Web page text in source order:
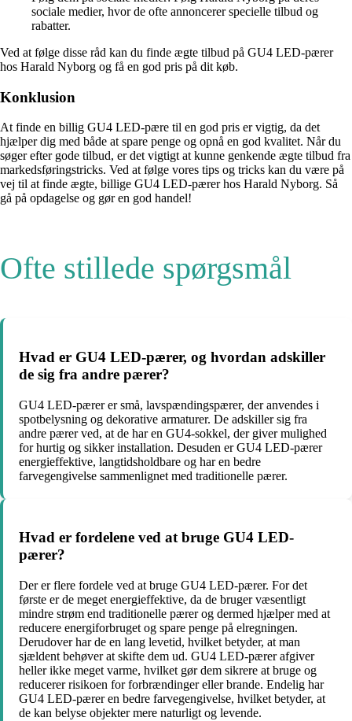
sociale medier, hvor de ofte annoncerer specielle tilbud og
rabatter.
Ved at følge disse råd kan du finde ægte tilbud på GU4 LED-pærer
hos Harald Nyborg og få en god pris på dit køb.
Konklusion
At finde en billig GU4 LED-pære til en god pris er vigtig, da det
hjælper dig med både at spare penge og opnå en god kvalitet. Når du
søger efter gode tilbud, er det vigtigt at kunne genkende ægte tilbud fra
markedsføringstricks. Ved at følge vores tips og tricks kan du være på
vej til at finde ægte, billige GU4 LED-pærer hos Harald Nyborg. Så
gå på opdagelse og gør en god handel!
Ofte stillede spørgsmål
Hvad er GU4 LED-pærer, og hvordan adskiller
de sig fra andre pærer?
GU4 LED-pærer er små, lavspændingspærer, der anvendes i
spotbelysning og dekorative armaturer. De adskiller sig fra
andre pærer ved, at de har en GU4-sokkel, der giver mulighed
for hurtig og sikker installation. Desuden er GU4 LED-pærer
energieffektive, langtidsholdbare og har en bedre
farvegengivelse sammenlignet med traditionelle pærer.
Hvad er fordelene ved at bruge GU4 LED-
pærer?
Der er flere fordele ved at bruge GU4 LED-pærer. For det
første er de meget energieffektive, da de bruger væsentligt
mindre strøm end traditionelle pærer og dermed hjælper med at
reducere energiforbruget og spare penge på elregningen.
Derudover har de en lang levetid, hvilket betyder, at man
sjældent behøver at skifte dem ud. GU4 LED-pærer afgiver
heller ikke meget varme, hvilket gør dem sikrere at bruge og
reducerer risikoen for forbrændinger eller brande. Endelig har
GU4 LED-pærer en bedre farvegengivelse, hvilket betyder, at
de kan belyse objekter mere naturligt og levende.